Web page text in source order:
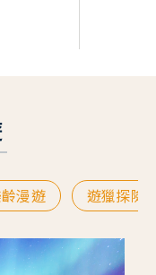
漫遊 遊獵探險